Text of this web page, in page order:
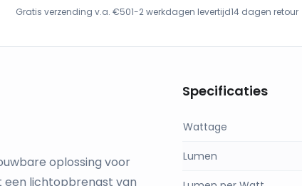
Gratis verzending v.a. €501-2 werkdagen levertijd14 dagen retour
oplossing voor
een lichtopbrengst van
Specificaties
Wattage
Lumen